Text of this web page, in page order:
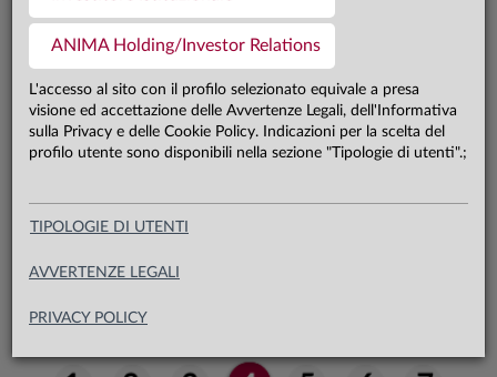
ANIMA Holding/Investor Relations
L'accesso al sito con il profilo selezionato equivale a presa
visione ed accettazione delle Avvertenze Legali, dell'Informativa
sulla Privacy e delle Cookie Policy. Indicazioni per la scelta del
profilo utente sono disponibili nella sezione "Tipologie di utenti".;
TIPOLOGIE DI UTENTI
AVVERTENZE LEGALI
PRIVACY POLICY
Patrimonio fondo 31.07.26
Patrimonio classe unica 31.07.26
Carta di identità